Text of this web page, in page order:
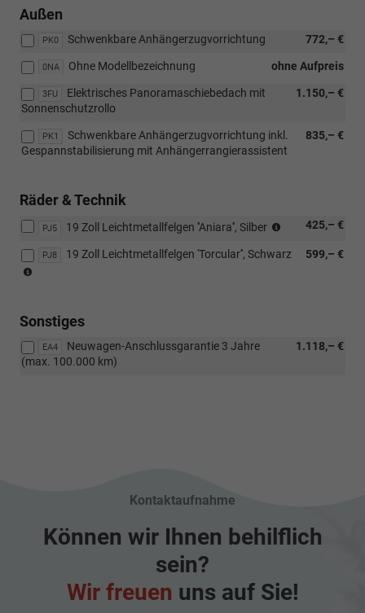
Außen
PK0 772,– €
Schwenkbare Anhängerzugvorrichtung
0NA ohne Aufpreis
Ohne Modellbezeichnung
3FU 1.150,– €
Elektrisches Panoramaschiebedach mit
Sonnenschutzrollo
PK1 835,– €
Schwenkbare Anhängerzugvorrichtung inkl.
Gespannstabilisierung mit Anhängerrangierassistent
Räder & Technik
PJ5 425,– €
19 Zoll Leichtmetallfelgen ''Aniara'', Silber
(Bereifung
R19)
PJ8 599,– €
19 Zoll Leichtmetallfelgen 'Torcular'', Schwarz
Sonstiges
EA4 1.118,– €
Neuwagen-Anschlussgarantie 3 Jahre
(max. 100.000 km)
Kontaktaufnahme
Können wir Ihnen behilflich
sein?
Wir freuen uns auf Sie!